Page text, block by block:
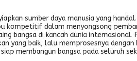
sumber daya manusia yang
kompetitif dalam menyongsong
bangsa di kancah dunia internasional.
yang baik, lalu memprosesnya
membangun bangsa pada seluruh